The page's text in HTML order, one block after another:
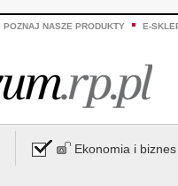
POZNAJ NASZE PRODUKTY E-
Ekonomia i biznes